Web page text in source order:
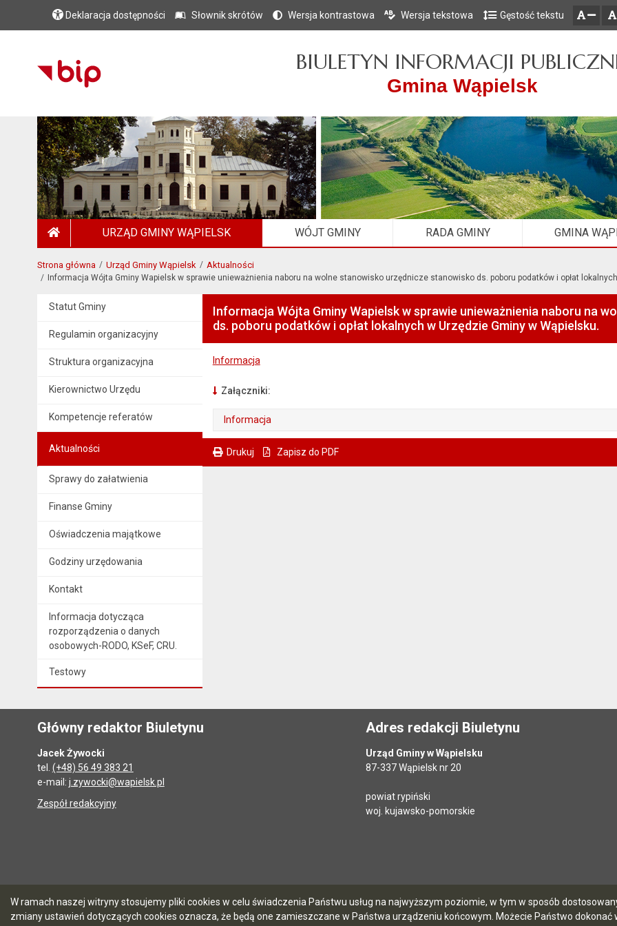
W ramach naszej witryny stosujemy pliki cookies w celu świadczenia Państwu usług na najwyższym poziomie, w tym w sposób
zmiany ustawień dotyczących cookies oznacza, że będą one zamieszczane w Państwa urządzeniu końcowym. Możecie Państwo
Przejdź do głównego menu
Przejdź do treści
Przejdź do mapy serwisu
Deklaracja dostępności Słownik skrótów Wersja kontrastowa Wersja tekstowa Gęstość tekstu
BIULETYN INFORMACJI
Gmina Wąpielsk
URZĄD GMINY WĄPIELSK WÓJT GMINY RADA GMINY GMINA
Strona główna Urząd Gminy Wąpielsk Aktualności
Informacja Wójta Gminy Wapielsk w sprawie unieważnienia naboru na wolne stanowisko urzędnicze stanowisko ds. poboru podatków i opłat
Statut Gminy
Regulamin organizacyjny
Struktura organizacyjna
Kierownictwo Urzędu
Kompetencje referatów
Aktualności
Sprawy do załatwienia
Finanse Gminy
Oświadczenia majątkowe
Godziny urzędowania
Kontakt
Informacja dotycząca
rozporządzenia o danych
osobowych-RODO, KSeF, CRU.
Testowy
Informacja Wójta Gminy Wapielsk w sprawie unieważnienia naboru na
ds. poboru podatków i opłat lokalnych w Urzędzie Gminy w Wąpielsku.
Informacja
Załączniki:
Informacja
Drukuj Zapisz do PDF
Główny redaktor Biuletynu
Jacek Żywocki
tel. (+48) 56 49 383 21
e-mail: j.zywocki@wapielsk.pl
Zespół redakcyjny
Adres redakcji Biuletynu
Urząd Gminy w Wąpielsku
87-337 Wąpielsk nr 20
powiat rypiński
woj. kujawsko-pomorskie
5.7.0 [90]